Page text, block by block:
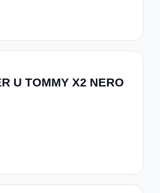
U TOMMY X2 NERO